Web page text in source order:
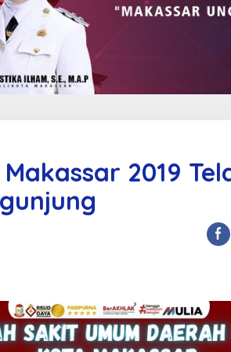
2019